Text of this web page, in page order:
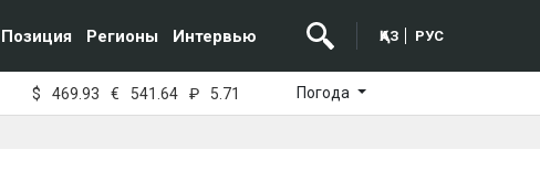
Позиция Регионы Интервью ҚАЗ РУС
$ 469.93 € 541.64 ₽ 5.71 Погода